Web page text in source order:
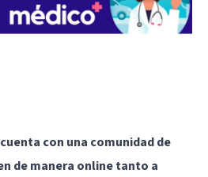
con una comunidad de
de manera online tanto a